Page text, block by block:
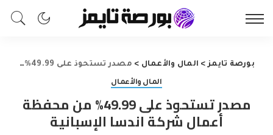
بورصة تايمز> المال والأعمال > مصدر تستحوذ على 49.99% من محفظة أعمال شركة اندسا الإسبانية
المال والأعمال
مصدر تستحوذ على 49.99% من محفظة
أعمال شركة اندسا الإسبانية